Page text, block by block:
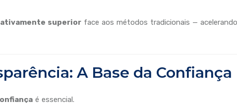
superior face aos métodos tradicionais —
A Base da Confiança
é essencial.